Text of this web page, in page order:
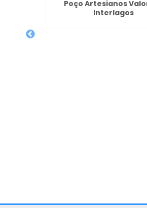
Poço Artesianos
Interlagos